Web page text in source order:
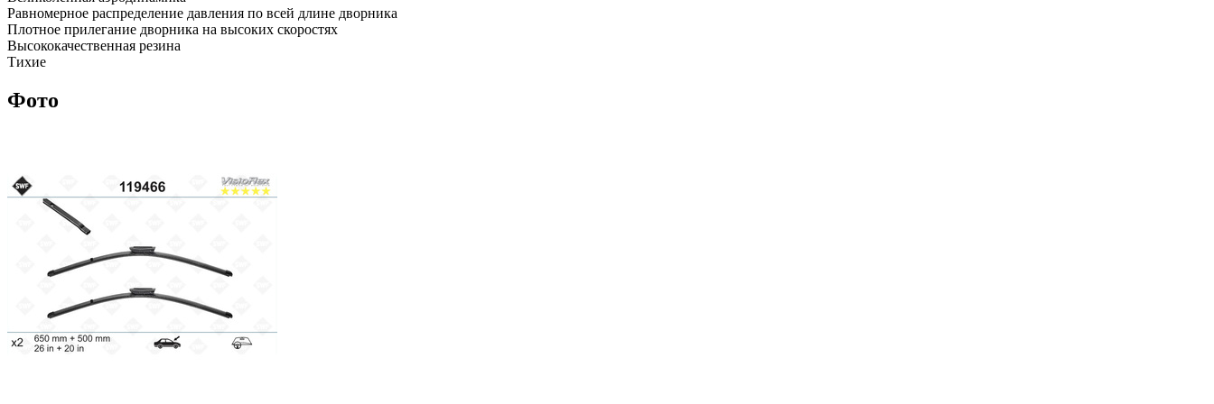
Равномерное распределение давления по всей длине дворника
Плотное прилегание дворника на высоких скоростях
Высококачественная резина
Тихие
Фото